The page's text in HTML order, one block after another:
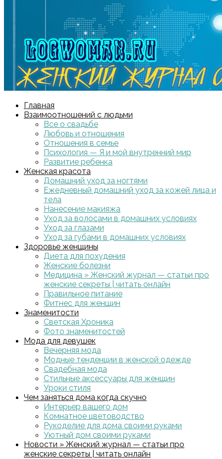
Главная
Взаимоотношений с людьми
Все о свадьбе
Любовь и отношения
Отношения в семье
Психология — Я и мой внутренний мир
Развитие ребенка
Женская красота
Домашний уход за ногтями
Ежедневный домашний уход за кожей лица и
тела
Нанесение макияжа
Уход за волосами в домашних условиях
Уход за глазами
Уход за губами в домашних условиях
Здоровье женщины
Диета для похудения
Женские болезни
Медицина » Женский журнал — статьи про
женские секреты | читать онлайн
Правильное питание
Фитнес для женщин
Знаменитости
Светская Хроника
Фото знаменитостей
Мода для девушек
Вечерняя мода
Модные тенденции в женской одежде
Свадебная мода
Стильные аксессуары для женщин
Уроки стиля
Чем заняться дома когда скучно
Интерьер вашего дом
Комнатное цветоводство
Рукоделие для дома своими руками
Уютный дом своими руками
Новости » Женский журнал — статьи про
женские секреты | читать онлайн